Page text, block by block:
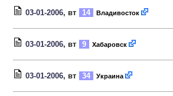
03-01-2006, вт 14 Владивосток
03-01-2006, вт 9 Хабаровск
03-01-2006, вт 34 Украина